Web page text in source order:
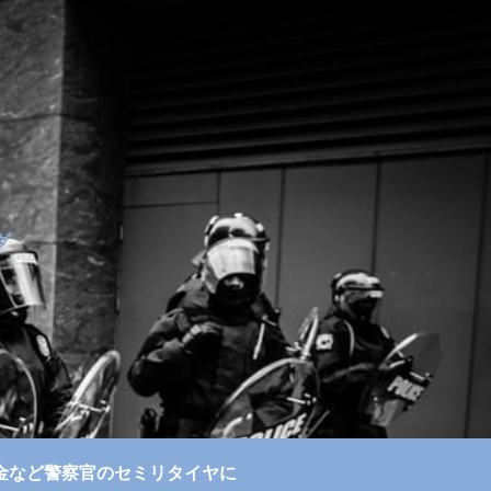
など警察官のセミリタイヤに